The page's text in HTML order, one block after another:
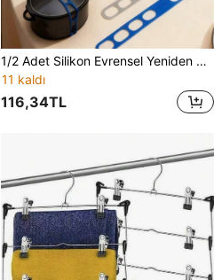
1/2 Adet Silikon Evrensel Yeniden Kullanılabilir Tencere Kapağı Kayışları Kapak Tokasıyla Birlikte, Evrensel Tencere Kapağı Kayışları, Yavaş Pişiriciler İçin Uygun, Güçlü Tutuş, Kolay Kullanım, Ayarlanabilir, Çok Fonksiyonlu Tencere Kapağı Sabitleme Çözümü, Ev, Ofis ve Dış Mekan Kullanımı İçin Mükemmel
11 kaldı
116,34TL